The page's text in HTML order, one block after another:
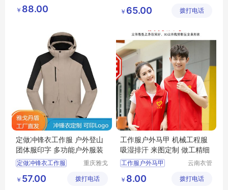
￥ 88.00
物业工程服
物业服装
限公司
￥ 65.00 拨打电话
定做冲锋衣工作服 户外登山
团体服印字 多功能户外服装
定做冲锋衣工作服
冲锋衣定制
重庆雅戈
有限公司
￥ 57.00 拨打电话
工作服户外马甲 机械工程服
吸湿排汗 来图定制 做工精细
工作服户外马甲
工作服户外马甲价格
云南衣管
限公司
￥ 8.00 拨打电话